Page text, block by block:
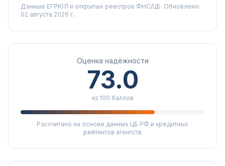
Данные ЕГРЮЛ и открытых реестров ФНС/ЦБ. Обновлено:
02 августа 2026 г..
Оценка надёжности
73.0
из 100 баллов
Рассчитано на основе данных ЦБ РФ и кредитных
рейтингов агентств